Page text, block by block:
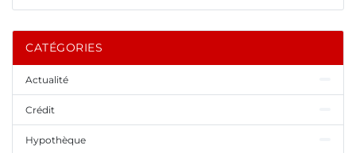
CATÉGORIES
Actualité
Crédit
Hypothèque